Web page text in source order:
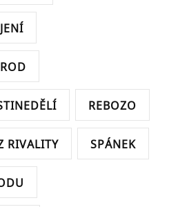
REBOZO
RIVALITY
SPÁNEK